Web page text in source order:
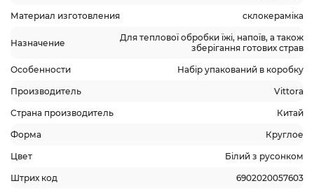
Материал изготовления склокераміка
Назначение
Для теплової обробки їжі, напоїв, а також
зберігання готових страв
Особенности Набір упакований в коробку
Производитель Vittora
Страна производитель Китай
Форма Круглое
Цвет Білий з русонком
Штрих код 6902020057603